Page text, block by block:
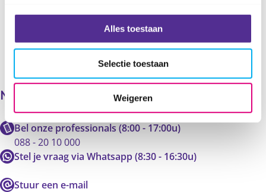
Alles toestaan
Selectie toestaan
Weigeren
Neem contact op met ons
Bel onze professionals (8:00 - 17:00u)
088 - 20 10 000
Stel je vraag via Whatsapp (8:30 - 16:30u)
Stuur een e-mail